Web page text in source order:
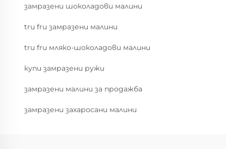
замразени шоколадови малини
tru fru замразени малини
tru fru мляко-шоколадови малини
купи замразени ружи
замразени малини за продажба
замразени захаросани малини